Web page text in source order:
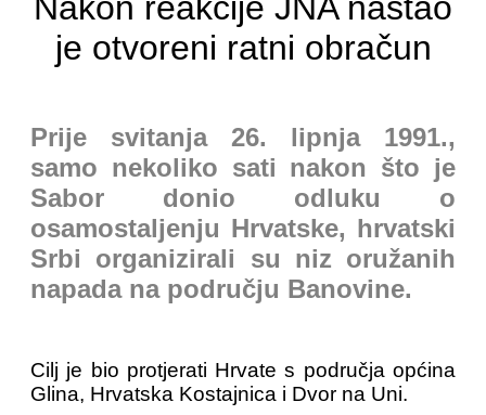
je otvoreni ratni obračun
Prije svitanja 26. lipnja 1991.,
samo nekoliko sati nakon što je
Sabor donio odluku o
osamostaljenju Hrvatske, hrvatski
Srbi organizirali su niz oružanih
napada na području Banovine.
Cilj je bio protjerati Hrvate s područja općina
Glina, Hrvatska Kostajnica i Dvor na Uni.